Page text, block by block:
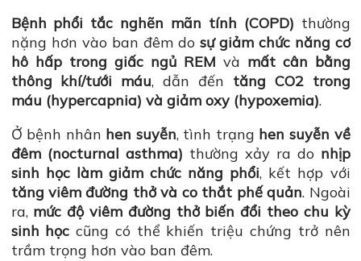
Bệnh phổi tắc nghẽn mãn tính (COPD) thường
nặng hơn vào ban đêm do sự giảm chức năng cơ
hô hấp trong giấc ngủ REM và mất cân bằng
thông khí/tưới máu, dẫn đến tăng CO2 trong
máu (hypercapnia) và giảm oxy (hypoxemia).
Ở bệnh nhân hen suyễn, tình trạng hen suyễn về
đêm (nocturnal asthma) thường xảy ra do nhịp
sinh học làm giảm chức năng phổi, kết hợp với
tăng viêm đường thở và co thắt phế quản. Ngoài
ra, mức độ viêm đường thở biến đổi theo chu kỳ
sinh học cũng có thể khiến triệu chứng trở nên
trầm trọng hơn vào ban đêm.